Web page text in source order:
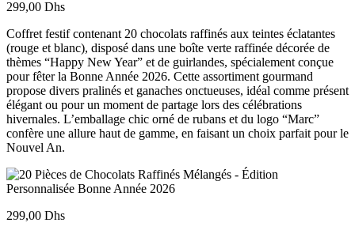
299,00 Dhs
Coffret festif contenant 20 chocolats raffinés aux teintes éclatantes
(rouge et blanc), disposé dans une boîte verte raffinée décorée de
thèmes “Happy New Year” et de guirlandes, spécialement conçue
pour fêter la Bonne Année 2026. Cette assortiment gourmand
propose divers pralinés et ganaches onctueuses, idéal comme présent
élégant ou pour un moment de partage lors des célébrations
hivernales. L’emballage chic orné de rubans et du logo “Marc”
confère une allure haut de gamme, en faisant un choix parfait pour le
Nouvel An.
299,00 Dhs